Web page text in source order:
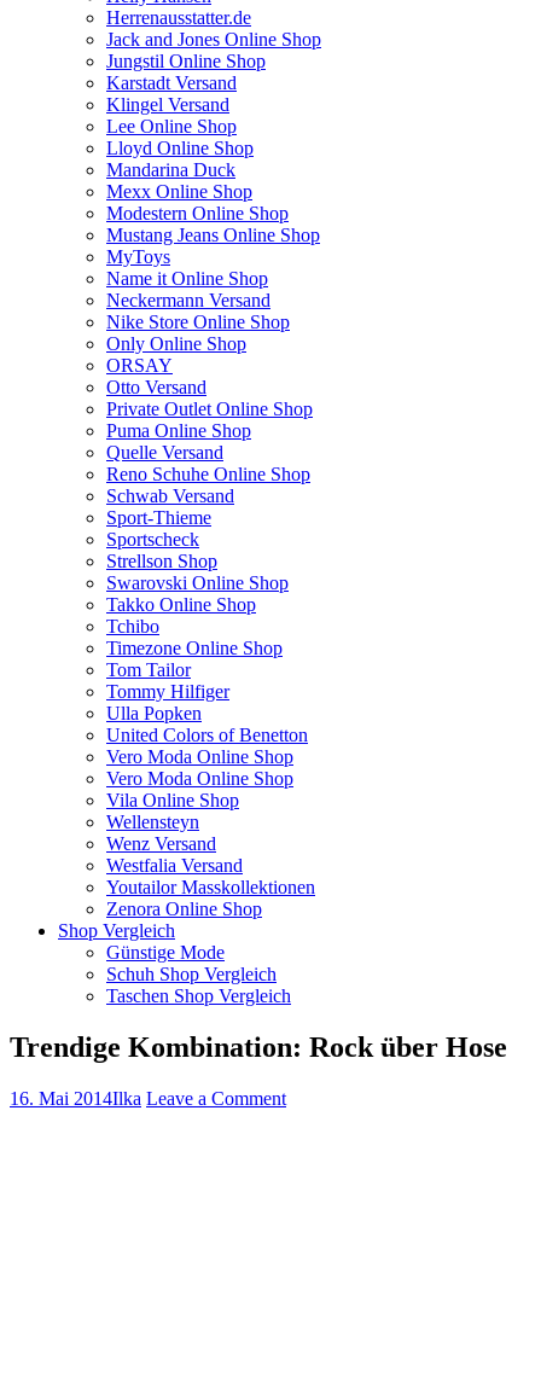
Herrenausstatter.de
Jack and Jones Online Shop
Jungstil Online Shop
Karstadt Versand
Klingel Versand
Lee Online Shop
Lloyd Online Shop
Mandarina Duck
Mexx Online Shop
Modestern Online Shop
Mustang Jeans Online Shop
MyToys
Name it Online Shop
Neckermann Versand
Nike Store Online Shop
Only Online Shop
ORSAY
Otto Versand
Private Outlet Online Shop
Puma Online Shop
Quelle Versand
Reno Schuhe Online Shop
Schwab Versand
Sport-Thieme
Sportscheck
Strellson Shop
Swarovski Online Shop
Takko Online Shop
Tchibo
Timezone Online Shop
Tom Tailor
Tommy Hilfiger
Ulla Popken
United Colors of Benetton
Vero Moda Online Shop
Vero Moda Online Shop
Vila Online Shop
Wellensteyn
Wenz Versand
Westfalia Versand
Youtailor Masskollektionen
Zenora Online Shop
Shop Vergleich
Günstige Mode
Schuh Shop Vergleich
Taschen Shop Vergleich
Trendige Kombination: Rock über Hose
16. Mai 2014Ilka Leave a Comment